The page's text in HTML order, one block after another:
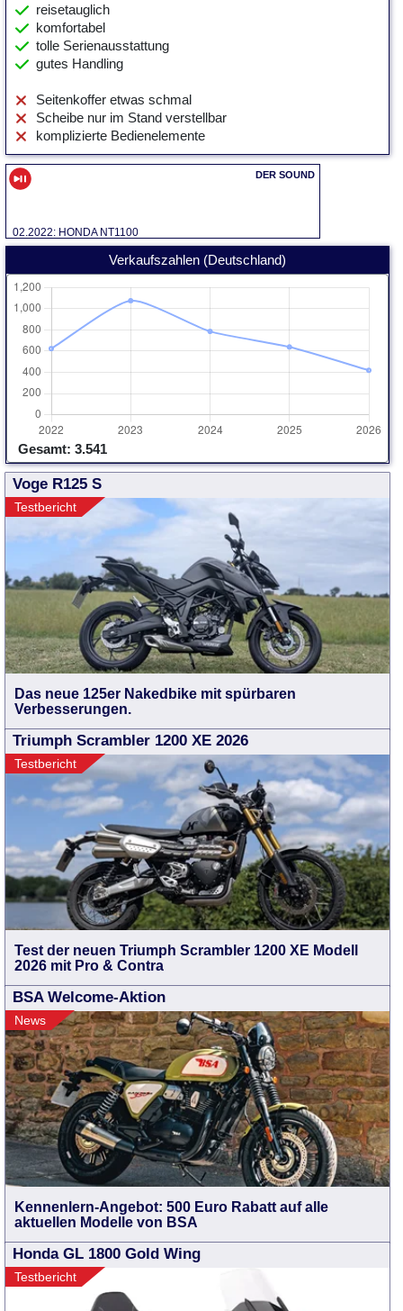
reisetauglich
komfortabel
tolle Serienausstattung
gutes Handling
Seitenkoffer etwas schmal
Scheibe nur im Stand verstellbar
komplizierte Bedienelemente
02.2022: HONDA NT1100
Verkaufszahlen (Deutschland)
Gesamt: 3.541
Voge R125 S
Testbericht
Das neue 125er Nakedbike mit spürbaren
Verbesserungen.
Triumph Scrambler 1200 XE 2026
Testbericht
Test der neuen Triumph Scrambler 1200 XE Modell
2026 mit Pro & Contra
BSA Welcome-Aktion
News
Kennenlern-Angebot: 500 Euro Rabatt auf alle
aktuellen Modelle von BSA
Honda GL 1800 Gold Wing
Testbericht